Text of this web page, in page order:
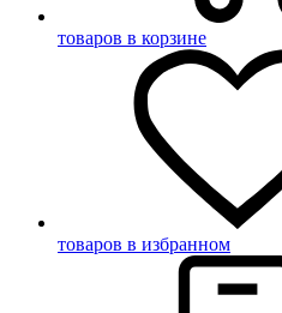
товаров в корзине
товаров в избранном